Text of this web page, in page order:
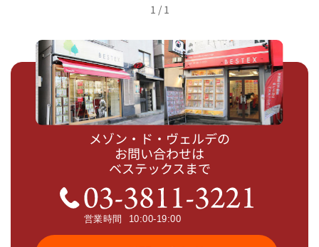
1 / 1
メゾン・ド・ヴェルデの
お問い合わせは
ベステックスまで